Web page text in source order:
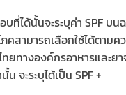
ที่ได้นั้นจะระบุค่า SPF บน
สามารถเลือกใช้ได้ตามค
ยทางองค์กรอาหารและยา
น จะระบุได้เป็น SPF +